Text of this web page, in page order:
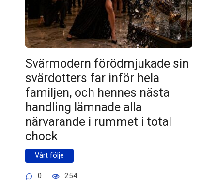
Svärmodern förödmjukade sin
svärdotters far inför hela
familjen, och hennes nästa
handling lämnade alla
närvarande i rummet i total
chock
Vårt följe
0 254